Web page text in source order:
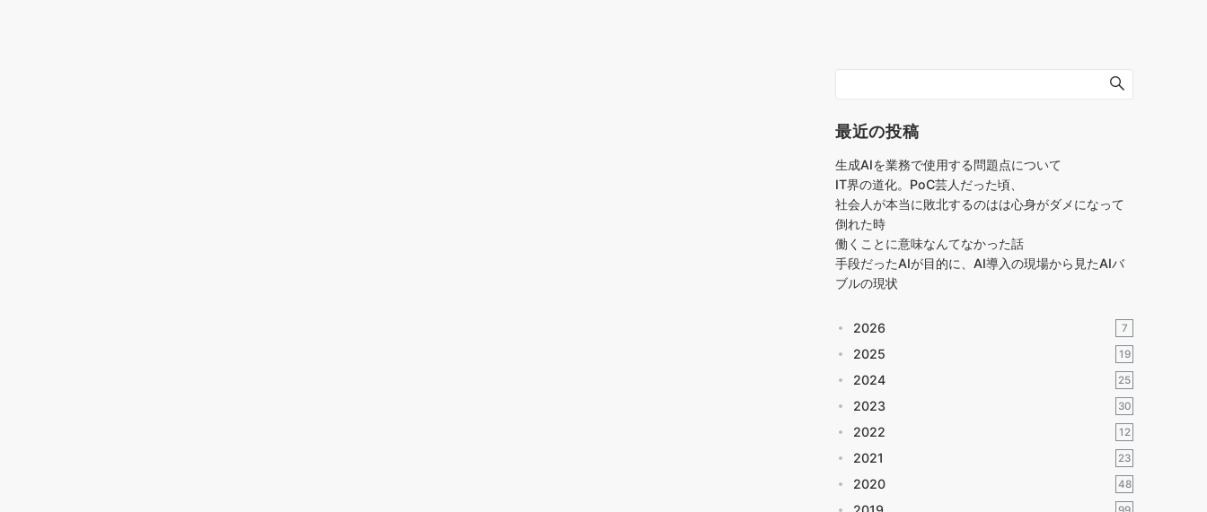
最近の投稿
生成AIを業務で使用する問題点について
IT界の道化。PoC芸人だった頃、
社会人が本当に敗北するのはは心身がダメになって
倒れた時
働くことに意味なんてなかった話
手段だったAIが目的に、AI導入の現場から見たAIバ
ブルの現状
2026 7
2025 19
2024 25
2023 30
2022 12
2021 23
2020 48